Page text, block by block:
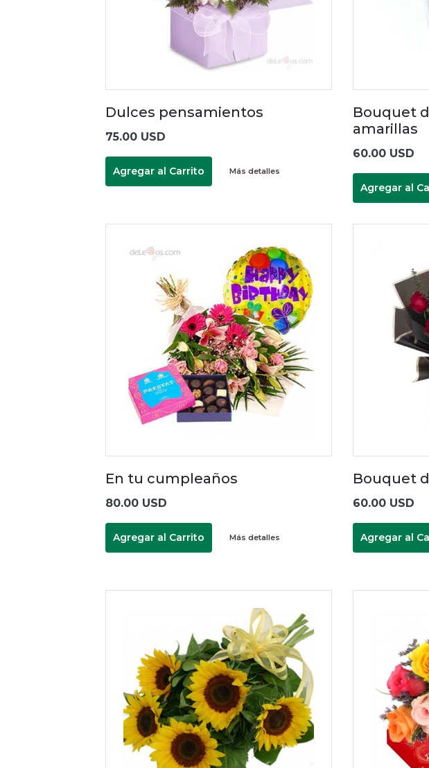
Dulces pensamientos
75.00 USD
Agregar al Carrito Más detalles
Bouquet
amarillas
60.00 USD
Agregar al
En tu cumpleaños
80.00 USD
Agregar al Carrito Más detalles
Bouquet
60.00 USD
Agregar al